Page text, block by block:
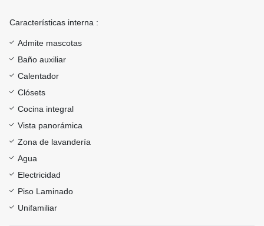
Características interna :
Admite mascotas
Baño auxiliar
Calentador
Clósets
Cocina integral
Vista panorámica
Zona de lavandería
Agua
Electricidad
Piso Laminado
Unifamiliar